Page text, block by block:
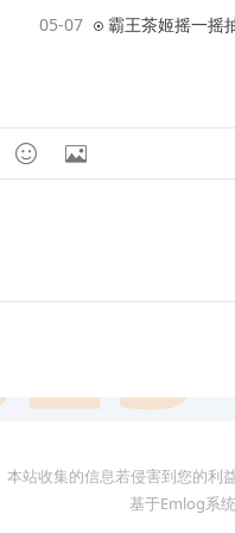
05-07 霸王茶姬摇一摇
 
本站收集的信息若侵害到您的利
基于Emlog系统